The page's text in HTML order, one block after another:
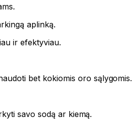
aplinką.
ir efektyviau.
bet kokiomis oro sąlygomis.
savo sodą ar kiemą.